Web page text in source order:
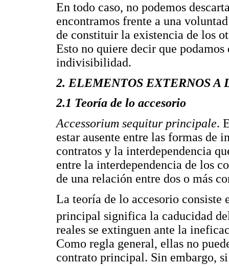
En todo caso, no podemos
encontramos frente a una
de constituir la existencia de los
Esto no quiere decir que
indivisibilidad.
2. ELEMENTOS EXTERNOS A
2.1 Teoría de lo accesorio
Accessorium sequitur principale.
estar ausente entre las formas de
contratos y la interdependencia
entre la interdependencia de los
de una relación entre dos o más
La teoría de lo accesorio consiste
principal significa la caducidad
reales se extinguen ante la
Como regla general, ellas no
contrato principal. Sin embargo,